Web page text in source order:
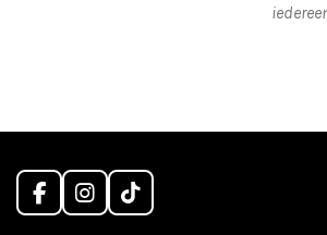
F
a
I
n
T
i